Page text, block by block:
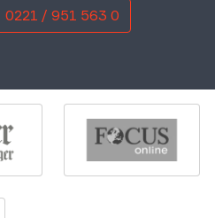
0221 / 951 563 0